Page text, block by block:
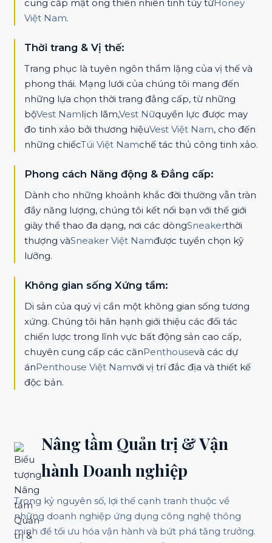
cung cấp mật ong thiên nhiên tinh túy từHoney
Việt Nam.
Thời trang & Vị thế:
Trang phục là tuyên ngôn thầm lặng của vị thế và
phong thái. Mạng lưới của chúng tôi mang đến
những lựa chọn thời trang đẳng cấp, từ những
bộVest Namlịch lãm,Vest Nữquyền lực được may
đo tinh xảo bởi thương hiệuVest Việt Nam, cho đến
những chiếcTúi Việt Namchế tác thủ công tinh xảo.
Phong cách Năng động & Đẳng cấp:
Dành cho những khoảnh khắc đời thường vẫn tràn
đầy năng lượng, chúng tôi kết nối bạn với thế giới
giày thể thao đa dạng, nơi các dòngSneakerthời
thượng vàSneaker Việt Namđược tuyển chọn kỹ
lưỡng.
Không gian sống Xứng tầm:
Di sản của quý vị cần một không gian sống tương
xứng. Chúng tôi hân hạnh giới thiệu các đối tác
chiến lược trong lĩnh vực bất động sản cao cấp,
chuyên cung cấp các cănPenthousevà các dự
ánPenthouse Việt Namvới vị trí đắc địa và thiết kế
độc bản.
Nâng tầm Quản trị & Vận
hành Doanh nghiệp
Trong kỷ nguyên số, lợi thế cạnh tranh thuộc về
những doanh nghiệp ứng dụng công nghệ thông
minh để tối ưu hóa vận hành và bứt phá tăng trưởng.